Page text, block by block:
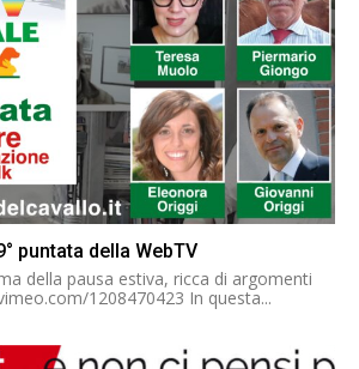
puntata della WebTV
della pausa estiva, ricca di argomenti
interessanti https://vimeo.com/1208470423 In questa...